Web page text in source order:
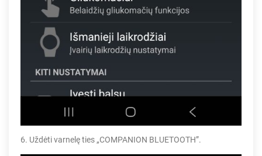
6. Uždėti varnelę ties „COMPANION BLUETOOTH”.